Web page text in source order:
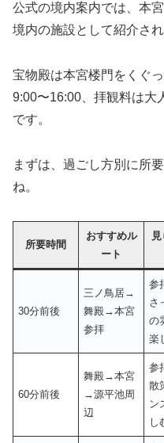
公式の境内案内では、本
境内の施設として紹介され
宝物殿は本宮楼門をくぐ
9:00〜16:00、拝観料は大
です。
まずは、過ごし方別に所
ね。
所要時間
おすすめル
ート
30分前後
三ノ鳥居→
舞殿→本宮
参拝
参
さ
の
楽
60分前後
舞殿→本宮
→源平池周
辺
参
散
ン
し